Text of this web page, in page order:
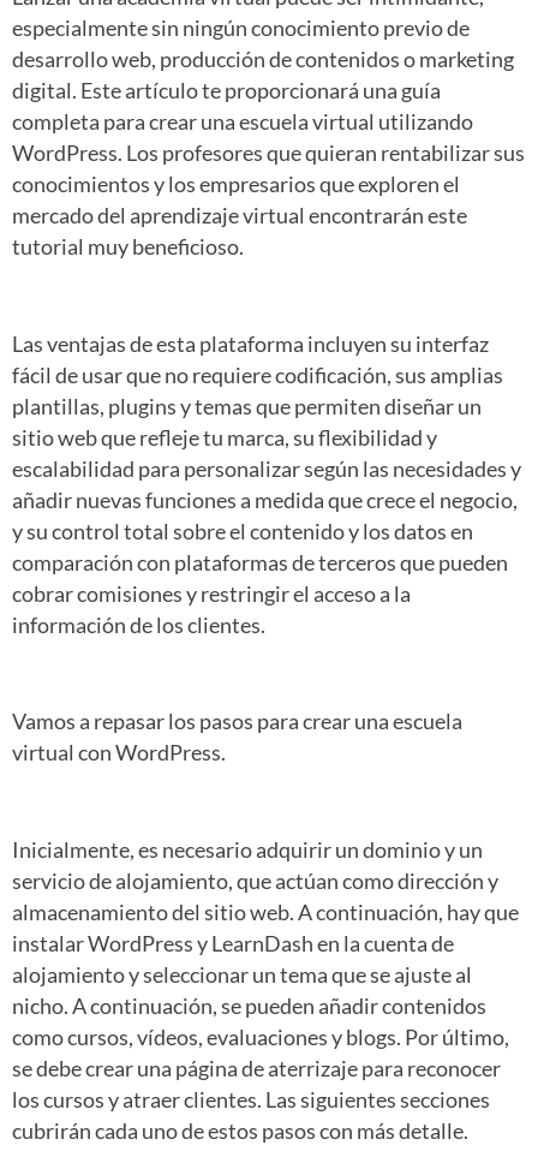
especialmente sin ningún conocimiento previo de
desarrollo web, producción de contenidos o marketing
digital. Este artículo te proporcionará una guía
completa para crear una escuela virtual utilizando
WordPress. Los profesores que quieran rentabilizar sus
conocimientos y los empresarios que exploren el
mercado del aprendizaje virtual encontrarán este
tutorial muy beneficioso.
Las ventajas de esta plataforma incluyen su interfaz
fácil de usar que no requiere codificación, sus amplias
plantillas, plugins y temas que permiten diseñar un
sitio web que refleje tu marca, su flexibilidad y
escalabilidad para personalizar según las necesidades y
añadir nuevas funciones a medida que crece el negocio,
y su control total sobre el contenido y los datos en
comparación con plataformas de terceros que pueden
cobrar comisiones y restringir el acceso a la
información de los clientes.
Vamos a repasar los pasos para crear una escuela
virtual con WordPress.
Inicialmente, es necesario adquirir un dominio y un
servicio de alojamiento, que actúan como dirección y
almacenamiento del sitio web. A continuación, hay que
instalar WordPress y LearnDash en la cuenta de
alojamiento y seleccionar un tema que se ajuste al
nicho. A continuación, se pueden añadir contenidos
como cursos, vídeos, evaluaciones y blogs. Por último,
se debe crear una página de aterrizaje para reconocer
los cursos y atraer clientes. Las siguientes secciones
cubrirán cada uno de estos pasos con más detalle.